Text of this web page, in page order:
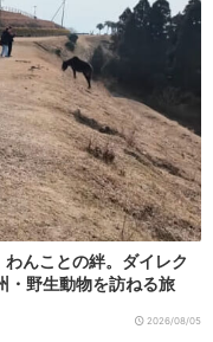
わんことの絆。ダイレク
・野生動物を訪ねる旅
2026/08/05